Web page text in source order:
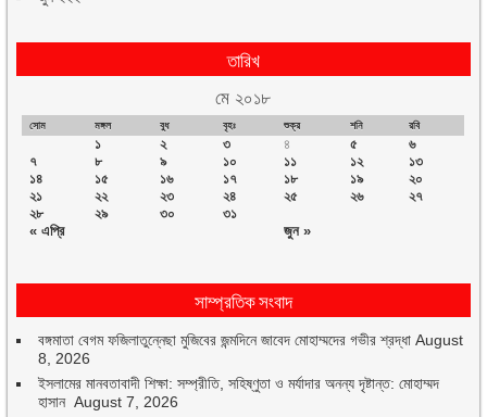
তারিখ
মে ২০১৮
সোম মঙ্গল বুধ বৃহঃ শুক্র শনি রবি
« এপ্রি জুন »
১ ২ ৩ ৪ ৫
৬
৭
৮ ৯ ১০ ১১ ১২
১৩
১৪
১৫ ১৬ ১৭ ১৮ ১৯
২০
২১
২২ ২৩ ২৪ ২৫ ২৬
২৭
২৮
২৯ ৩০ ৩১
সাম্প্রতিক সংবাদ
বঙ্গমাতা বেগম ফজিলাতুন্নেছা মুজিবের জন্মদিনে জাবেদ মোহাম্মদের গভীর শ্রদ্ধা August
8, 2026
ইসলামের মানবতাবাদী শিক্ষা: সম্প্রীতি, সহিষ্ণুতা ও মর্যাদার অনন্য দৃষ্টান্ত: মোহাম্মদ
হাসান August 7, 2026